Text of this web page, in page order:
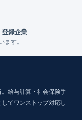
登録企業
ます。
給与計算・社会保険手
てワンストップ対応し